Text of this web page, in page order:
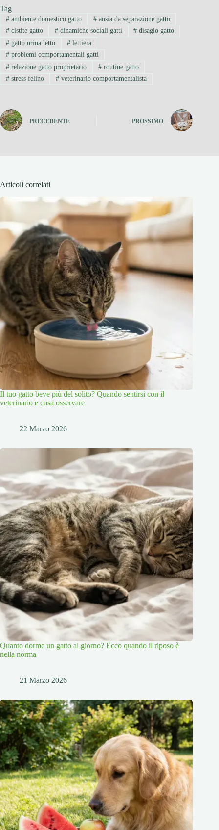
Tag
#ambiente domestico gatto #ansia da separazione gatto
#cistite gatto #dinamiche sociali gatti # disagio gatto
#gatto urina letto #lettiera
#problemi comportamentali gatti
#relazione gatto proprietario #routine gatto
#stress felino #veterinario comportamentalista
PRECEDENTE PROSSIMO
Articoli correlati
Il tuo gatto beve più del solito? Quando sentirsi con il
veterinario e cosa osservare
22 Marzo 2026
Quanto dorme un gatto al giorno? Ecco quando il riposo è
nella norma
21 Marzo 2026